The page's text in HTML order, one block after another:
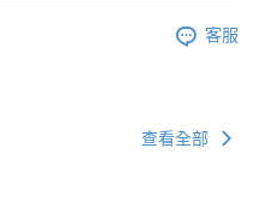
客服
查看全部